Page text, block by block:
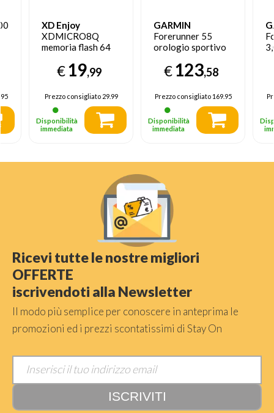
XD Enjoy
XDMICRO8Q
memoria flash 64
Classe 10
€19,99
Prezzo consigliato29.99
Disponibilità
immediata
GARMIN
Forerunner 55
orologio sportivo
Bluetooth 208 x
208 Pixel Nero
€123,58
Prezzo consigliato169.95
Disponibilità
immediata
Ricevi tutte le nostre migliori
OFFERTE
iscrivendoti alla Newsletter
Il modo più semplice per conoscere in anteprima le
promozioni ed i prezzi scontatissimi di Stay On